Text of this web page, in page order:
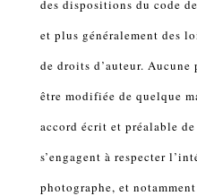
des dispositions du code
et plus généralement des
de droits d’auteur.
être modifiée de quelque
accord écrit et préalable
s’engagent à respecter
photographe, et